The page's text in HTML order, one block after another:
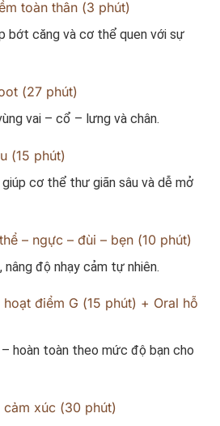
toàn thân (3 phút)
bớt căng và cơ thể quen với sự
(27 phút)
vai – cổ – lưng và chân.
(15 phút)
cơ thể thư giãn sâu và dễ mở
– ngực – đùi – bẹn (10 phút)
nâng độ nhạy cảm tự nhiên.
điểm G (15 phút) + Oral hỗ
hoàn toàn theo mức độ bạn cho
cảm xúc (30 phút)